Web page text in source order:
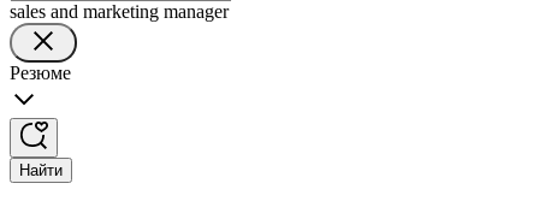
sales and marketing manager
Резюме
Найти